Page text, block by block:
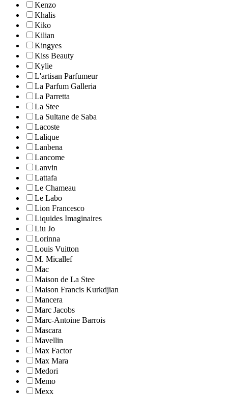
Kenzo
Khalis
Kiko
Kilian
Kingyes
Kiss Beauty
Kylie
L'artisan Parfumeur
La Parfum Galleria
La Parretta
La Stee
La Sultane de Saba
Lacoste
Lalique
Lanbena
Lancome
Lanvin
Lattafa
Le Chameau
Le Labo
Lion Francesco
Liquides Imaginaires
Liu Jo
Lorinna
Louis Vuitton
M. Micallef
Mac
Maison de La Stee
Maison Francis Kurkdjian
Mancera
Marc Jacobs
Marc-Antoine Barrois
Mascara
Mavellin
Max Factor
Max Mara
Medori
Memo
Mexx